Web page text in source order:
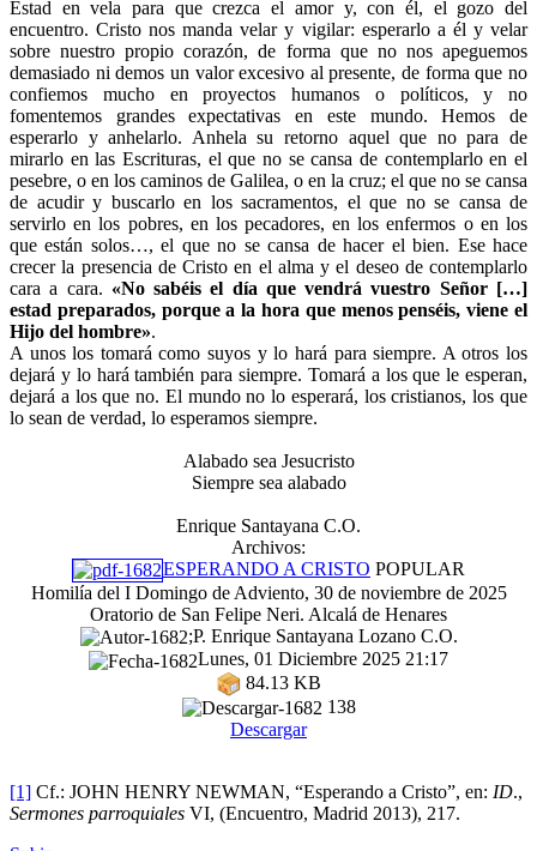
Estad en vela para que crezca el amor y, con él, el gozo del
encuentro. Cristo nos manda velar y vigilar: esperarlo a él y velar
sobre nuestro propio corazón, de forma que no nos apeguemos
demasiado ni demos un valor excesivo al presente, de forma que no
confiemos mucho en proyectos humanos o políticos, y no
fomentemos grandes expectativas en este mundo. Hemos de
esperarlo y anhelarlo. Anhela su retorno aquel que no para de
mirarlo en las Escrituras, el que no se cansa de contemplarlo en el
pesebre, o en los caminos de Galilea, o en la cruz; el que no se cansa
de acudir y buscarlo en los sacramentos, el que no se cansa de
servirlo en los pobres, en los pecadores, en los enfermos o en los
que están solos…, el que no se cansa de hacer el bien. Ese hace
crecer la presencia de Cristo en el alma y el deseo de contemplarlo
cara a cara. «No sabéis el día que vendrá vuestro Señor […]
estad preparados, porque a la hora que menos penséis, viene el
Hijo del hombre».
A unos los tomará como suyos y lo hará para siempre. A otros los
dejará y lo hará también para siempre. Tomará a los que le esperan,
dejará a los que no. El mundo no lo esperará, los cristianos, los que
lo sean de verdad, lo esperamos siempre.
Alabado sea Jesucristo
Siempre sea alabado
Enrique Santayana C.O.
Archivos:
ESPERANDO A CRISTO POPULAR
Homilía del I Domingo de Adviento, 30 de noviembre de 2025
Oratorio de San Felipe Neri. Alcalá de Henares
;P. Enrique Santayana Lozano C.O.
Lunes, 01 Diciembre 2025 21:17
84.13 KB
138
Descargar
[1] Cf.: JOHN HENRY NEWMAN, “Esperando a Cristo”, en: ID.,
Sermones parroquiales VI, (Encuentro, Madrid 2013), 217.